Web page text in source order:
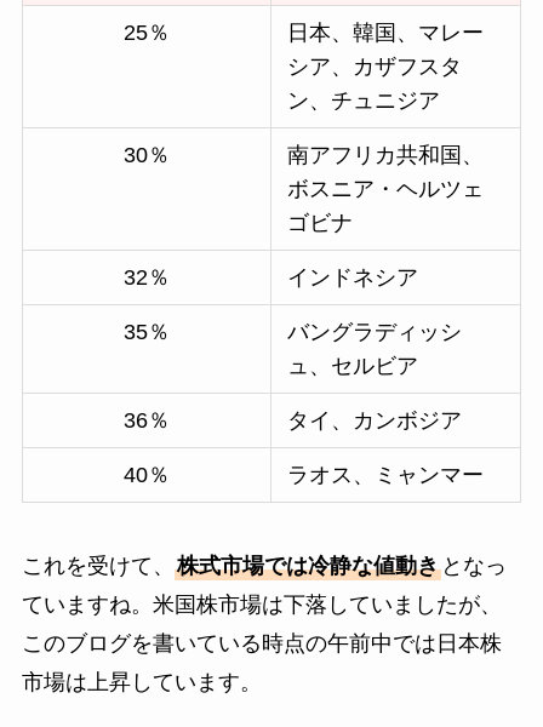
25％
日本、韓国、マレー
シア、カザフスタ
ン、チュニジア
30％
南アフリカ共和国、
ボスニア・ヘルツェ
ゴビナ
32％ インドネシア
35％
バングラディッシ
ュ、セルビア
36％ タイ、カンボジア
40％ ラオス、ミャンマー
これを受けて、 株式市場では冷静な値動きとなっ
ていますね。米国株市場は下落していましたが、
このブログを書いている時点の午前中では日本株
市場は上昇しています。